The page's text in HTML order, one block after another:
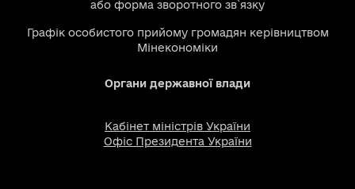
або форма зворотного зв`язку
Графік особистого прийому громадян керівництвом
Мінекономіки
Органи державної влади
Кабінет міністрів України
Офіс Президента України